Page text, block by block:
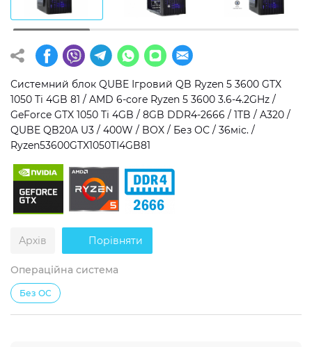
Операційна система
Windows 11 Home
Windows 11 Pro
Без ОС
Тип накопичувача
SSD
HDD
SSD + HDD
Додатково
RGB-підсвічування
Розблокований множник CPU
Надшвидкий M.2 SSD NVME
Системний блок QUBE Ігровий QB Ryzen 5 3600 GTX
1050 Ti 4GB 81 / AMD 6-core Ryzen 5 3600 3.6-4.2GHz /
GeForce GTX 1050 Ti 4GB / 8GB DDR4-2666 / 1TB / A320 /
QUBE QB20A U3 / 400W / BOX / Без ОС / 36міс. /
Ryzen53600GTX1050TI4GB81
Архів Порівняти
Операційна система
Без ОС